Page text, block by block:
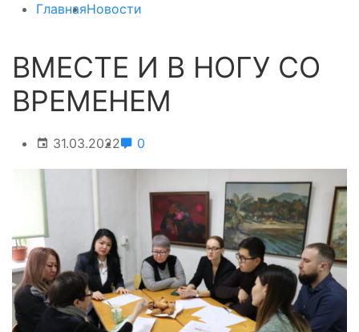
ГлавнаяНовости
ВМЕСТЕ И В НОГУ СО
ВРЕМЕНЕМ
31.03.2022 0